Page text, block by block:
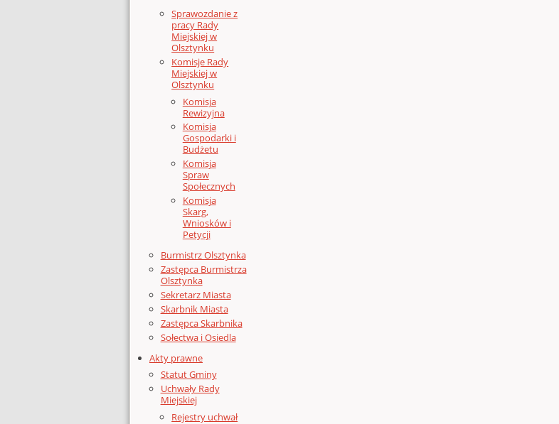
Sprawozdanie z
pracy Rady
Miejskiej w
Olsztynku
Komisje Rady
Miejskiej w
Olsztynku
Komisja
Rewizyjna
Komisja
Gospodarki i
Budżetu
Komisja
Spraw
Społecznych
Komisja
Skarg,
Wniosków i
Petycji
Burmistrz Olsztynka
Zastępca Burmistrza
Olsztynka
Sekretarz Miasta
Skarbnik Miasta
Zastępca Skarbnika
Sołectwa i Osiedla
Akty prawne
Statut Gminy
Uchwały Rady
Miejskiej
Rejestry uchwał